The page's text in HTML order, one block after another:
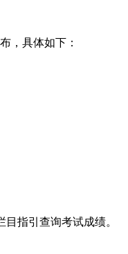
，具体如下：
指引查询考试成绩。